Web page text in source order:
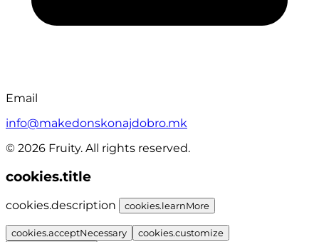
Email
info@makedonskonajdobro.mk
© 2026 Fruity. All rights reserved.
cookies.title
cookies.description cookies.learnMore
cookies.acceptNecessary
cookies.customize